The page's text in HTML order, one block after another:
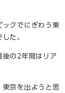
ックでにぎわう東
た。
後の2年間はリア
東京を出ようと思